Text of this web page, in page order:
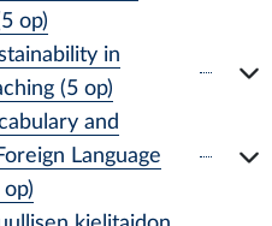
op)
in
(5 op)
and
Language